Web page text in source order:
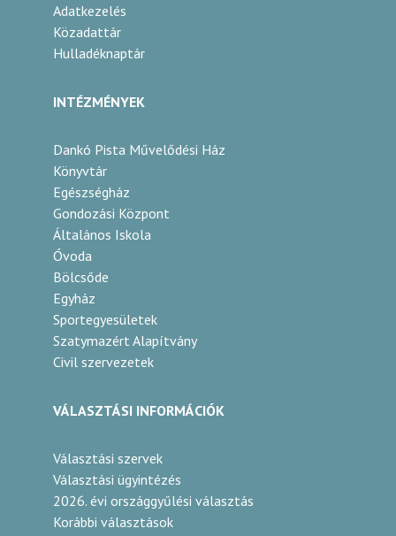
Adatkezelés
Közadattár
Hulladéknaptár
INTÉZMÉNYEK
Dankó Pista Művelődési Ház
Könyvtár
Egészségház
Gondozási Központ
Általános Iskola
Óvoda
Bölcsőde
Egyház
Sportegyesületek
Szatymazért Alapítvány
Civil szervezetek
VÁLASZTÁSI INFORMÁCIÓK
Választási szervek
Választási ügyintézés
2026. évi országgyűlési választás
Korábbi választások